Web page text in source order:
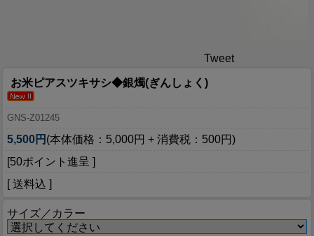
Tweet
お米ピアスツキサシ◆銀燭(ぎんしょく)
GNS-Z01245
5,500円 (本体価格：5,000円 + 消費税：500円)
[50ポイント進呈 ]
[ 送料込 ]
サイズ／カラー